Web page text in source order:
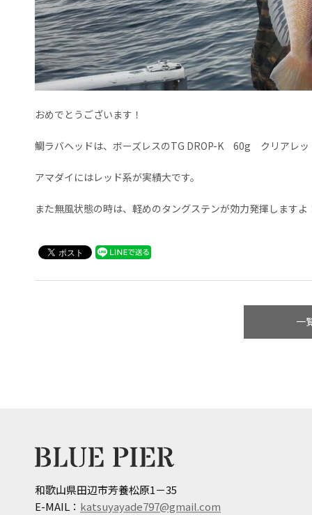
おめでとうございます！
鯛ラバヘッドは、ボーズレスのTG DROP-K 60g クリアレッ
アマダイにはレッド系が実績大です。
また無風状態の時は、軽めのタングステンが効力発揮しますよ
一
和歌山県田辺市芳養松原1－35
E-MAIL： katsuyayade797@gmail.com